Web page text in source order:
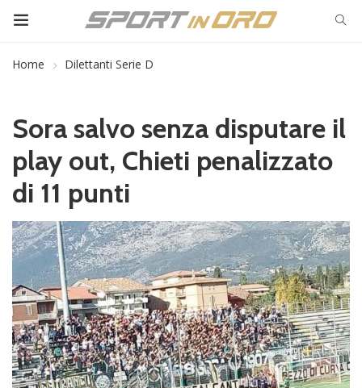
Home Dilettanti Serie D
Sora salvo senza disputare il
play out, Chieti penalizzato
di 11 punti